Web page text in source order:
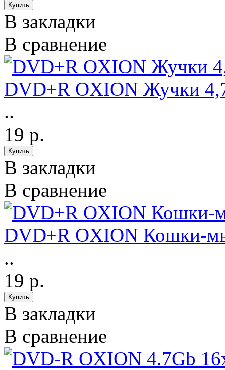
В закладки
В сравнение
DVD+R OXION Жучки
..
19 р.
В закладки
В сравнение
DVD+R OXION Кошки-
..
19 р.
В закладки
В сравнение